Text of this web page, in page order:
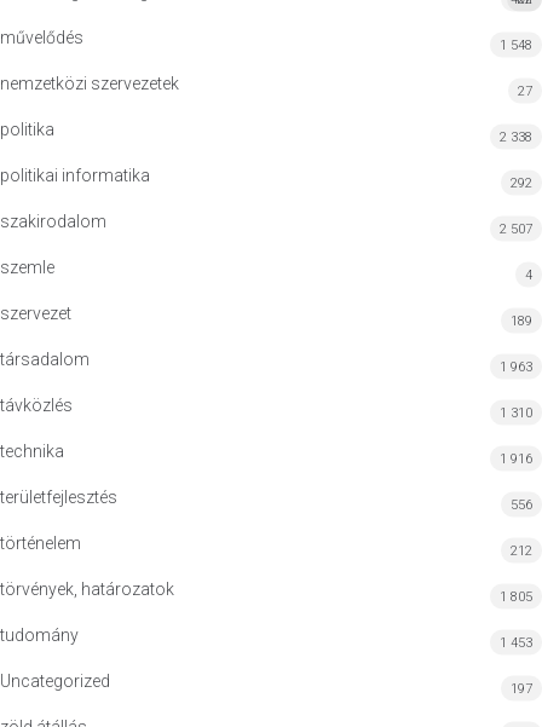
művelődés 1 548
nemzetközi szervezetek 27
politika 2 338
politikai informatika 292
szakirodalom 2 507
szemle 4
szervezet 189
társadalom 1 963
távközlés 1 310
technika 1 916
területfejlesztés 556
történelem 212
törvények, határozatok 1 805
tudomány 1 453
Uncategorized 197